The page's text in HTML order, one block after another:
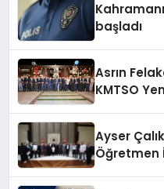
başladı
Asrın
KMTSO
Ayser
Öğretmen